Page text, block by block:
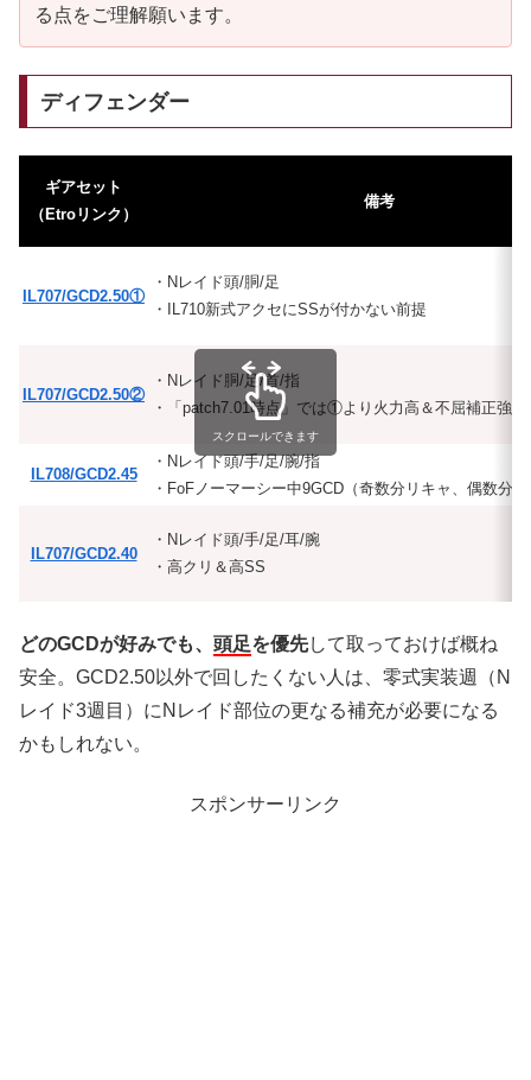
る点をご理解願います。
ディフェンダー
ギアセット
（Etroリンク）
備考
IL707/GCD2.50①
・Nレイド頭/胴/足
・IL710新式アクセにSSが付かない前提
IL707/GCD2.50②
・Nレイド胴/足/首/指
・「patch7.01時点」では①より火力高＆不屈補正強
IL708/GCD2.45
・Nレイド頭/手/足/腕/指
・FoFノーマーシー中9GCD（奇数分リキャ、偶数分
IL707/GCD2.40
・Nレイド頭/手/足/耳/腕
・高クリ＆高SS
スクロールできます
どのGCDが好みでも、 頭足を優先して取っておけば概ね
安全。GCD2.50以外で回したくない人は、零式実装週（N
レイド3週目）にNレイド部位の更なる補充が必要になる
かもしれない。
スポンサーリンク